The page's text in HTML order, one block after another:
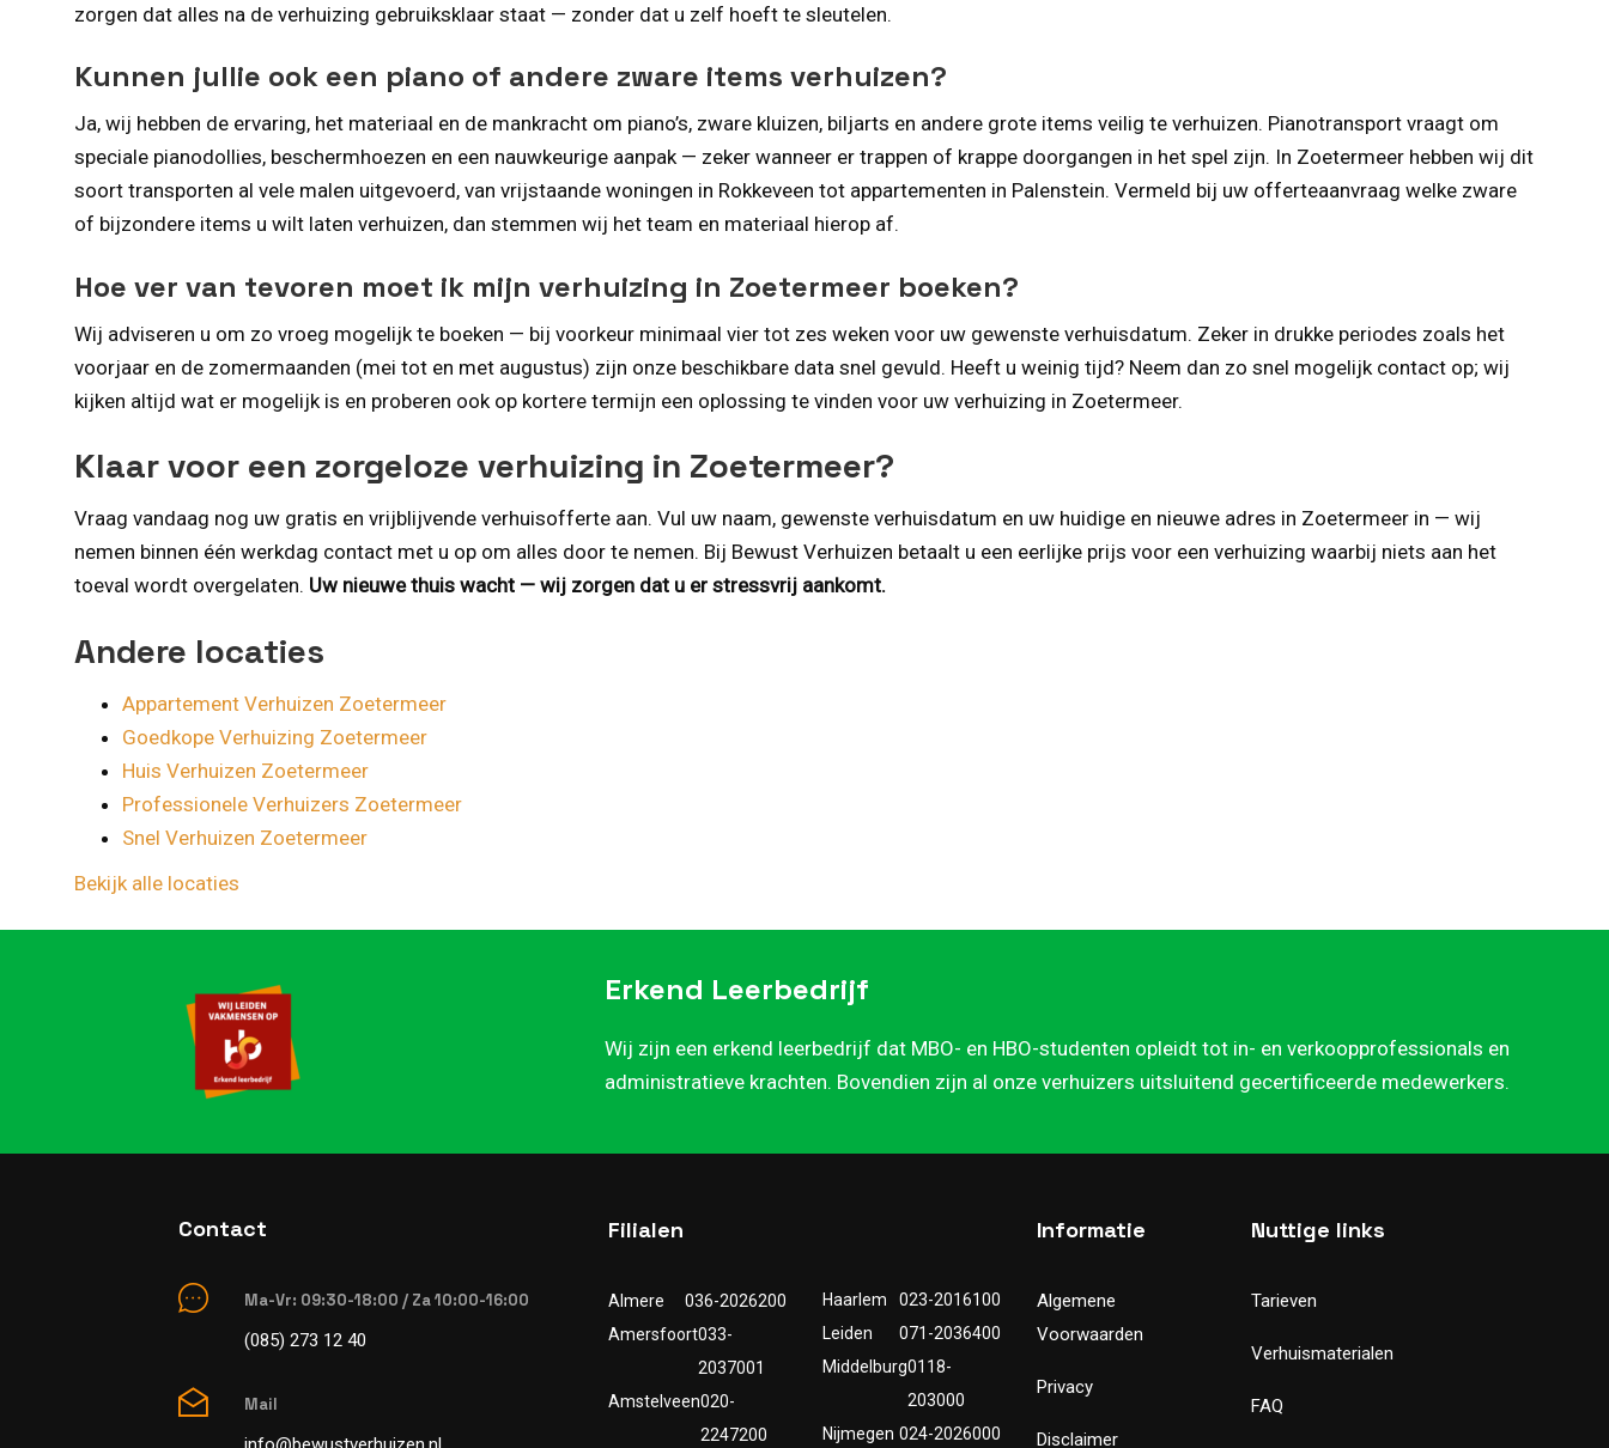
zorgen dat alles na de verhuizing gebruiksklaar staat — zonder dat u zelf hoeft te sleutelen.
Kunnen jullie ook een piano of andere zware items verhuizen?
Ja, wij hebben de ervaring, het materiaal en de mankracht om piano’s, zware kluizen, biljarts en andere grote items veilig te verhuizen. Pianotransport vraagt om
speciale pianodollies, beschermhoezen en een nauwkeurige aanpak — zeker wanneer er trappen of krappe doorgangen in het spel zijn. In Zoetermeer hebben wij dit
soort transporten al vele malen uitgevoerd, van vrijstaande woningen in Rokkeveen tot appartementen in Palenstein. Vermeld bij uw offerte­aanvraag welke zware
of bijzondere items u wilt laten verhuizen, dan stemmen wij het team en materiaal hierop af.
Hoe ver van tevoren moet ik mijn verhuizing in Zoetermeer boeken?
Wij adviseren u om zo vroeg mogelijk te boeken — bij voorkeur minimaal vier tot zes weken voor uw gewenste verhuisdatum. Zeker in drukke periodes zoals het
voorjaar en de zomermaanden (mei tot en met augustus) zijn onze beschikbare data snel gevuld. Heeft u weinig tijd? Neem dan zo snel mogelijk contact op; wij
kijken altijd wat er mogelijk is en proberen ook op kortere termijn een oplossing te vinden voor uw verhuizing in Zoetermeer.
Klaar voor een zorgeloze verhuizing in Zoetermeer?
Vraag vandaag nog uw gratis en vrijblijvende verhuisofferte aan. Vul uw naam, gewenste verhuisdatum en uw huidige en nieuwe adres in Zoetermeer in — wij
nemen binnen één werkdag contact met u op om alles door te nemen. Bij Bewust Verhuizen betaalt u een eerlijke prijs voor een verhuizing waarbij niets aan het
toeval wordt overgelaten. Uw nieuwe thuis wacht — wij zorgen dat u er stressvrij aankomt.
Andere locaties
Appartement Verhuizen Zoetermeer
Goedkope Verhuizing Zoetermeer
Huis Verhuizen Zoetermeer
Professionele Verhuizers Zoetermeer
Snel Verhuizen Zoetermeer
Bekijk alle locaties
Erkend Leerbedrijf
Wij zijn een erkend leerbedrijf dat MBO- en HBO-studenten opleidt tot in- en verkoopprofessionals en
administratieve krachten. Bovendien zijn al onze verhuizers uitsluitend gecertificeerde medewerkers.
Contact
Ma-Vr: 09:30-18:00 / Za 10:00-16:00
(085) 273 12 40
Mail
Filialen
Almere
036-2026200
Amersfoort033-
2037001
Amstelveen020-
2247200
Haarlem
023-2016100
Leiden
071-2036400
Middelburg0118-
203000
Nijmegen 024-2026000
Informatie
Algemene
Voorwaarden
Privacy
Disclaimer
Nuttige links
Tarieven
Verhuismaterialen
FAQ